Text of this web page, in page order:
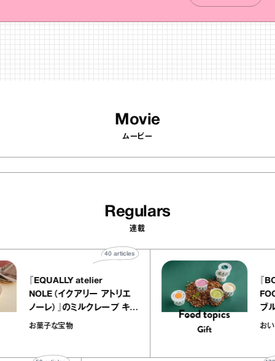
Movie
ムービー
Regulars
連載
『EQUALLY atelier
NOLE（イクアリー アトリエ
ノーレ）』のミルクレープ キャ
ラメルバニーユほか｜chico
お菓子な宝物
40articles